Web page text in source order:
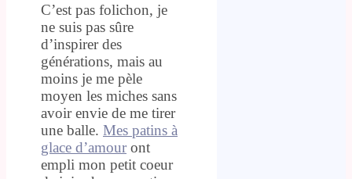
C’est pas folichon, je
ne suis pas sûre
d’inspirer des
générations, mais au
moins je me pèle
moyen les miches sans
avoir envie de me tirer
une balle. Mes patins à
glace d’amour ont
empli mon petit coeur